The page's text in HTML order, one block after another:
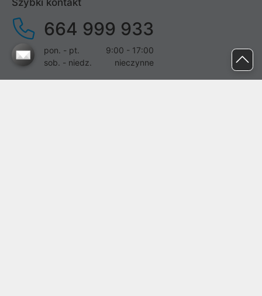
Szybki kontakt
664 999 933
pon. - pt.
9:00 - 17:00
sob. - niedz.
nieczynne